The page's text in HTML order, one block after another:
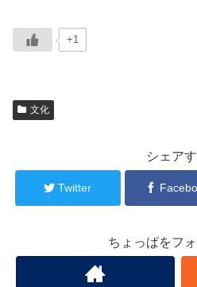
+1
文化
シェア
Twitter
ちょっぱをフ